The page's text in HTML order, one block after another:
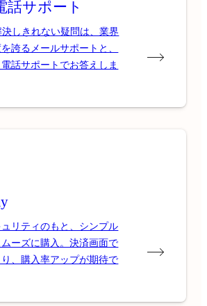
話サポート
しきれない疑問は、業界
誇るメールサポートと、
話サポートでお答えしま
リティのもと、シンプル
ーズに購入。決済画面で
、購入率アップが期待で